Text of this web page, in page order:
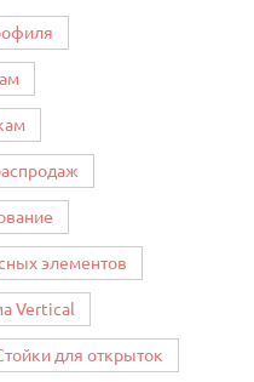
элементов
Vertical
для открыток